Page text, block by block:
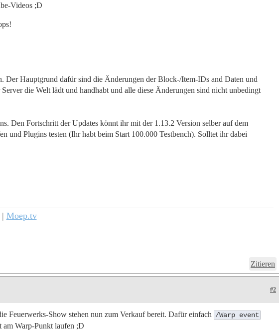
Videos ;D
Der Hauptgrund dafür sind die Änderungen der Block-/Item-IDs and Daten und
die Welt lädt und handhabt und alle diese Änderungen sind nicht unbedingt
Den Fortschritt der Updates könnt ihr mit der 1.13.2 Version selber auf dem
und Plugins testen (Ihr habt beim Start 100.000 Testbench). Solltet ihr dabei
Moep.tv
Zitieren
#2
Feuerwerks-Show stehen nun zum Verkauf bereit. Dafür einfach /Warp event
am Warp-Punkt laufen ;D